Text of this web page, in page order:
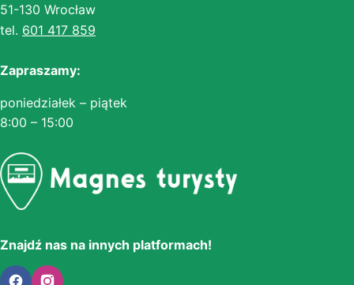
51-130 Wrocław
tel. 601 417 859
Zapraszamy:
poniedziałek – piątek
8:00 – 15:00
Znajdź nas na innych platformach!